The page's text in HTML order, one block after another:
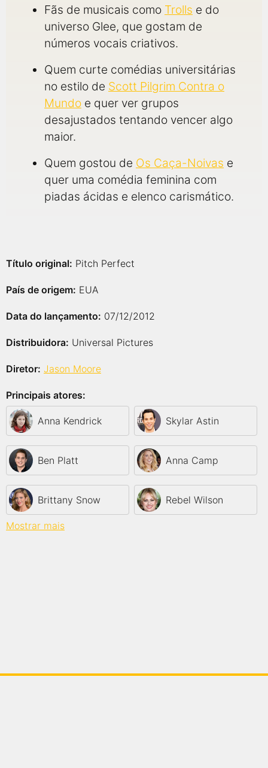
Fãs de musicais como Trolls e do
universo Glee, que gostam de
números vocais criativos.
Quem curte comédias universitárias
no estilo de Scott Pilgrim Contra o
Mundo e quer ver grupos
desajustados tentando vencer algo
maior.
Quem gostou de Os Caça-Noivas e
quer uma comédia feminina com
piadas ácidas e elenco carismático.
Título original: Pitch Perfect
País de origem: EUA
Data do lançamento: 07/12/2012
Distribuidora: Universal Pictures
Diretor: Jason Moore
Principais atores:
Anna Kendrick Skylar Astin
Ben Platt Anna Camp
Brittany Snow Rebel Wilson
Mostrar mais